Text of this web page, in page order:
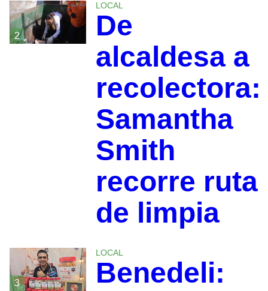
2
LOCAL
De
alcaldesa a
recolectora:
Samantha
Smith
recorre ruta
de limpia
3
LOCAL
Benedeli: